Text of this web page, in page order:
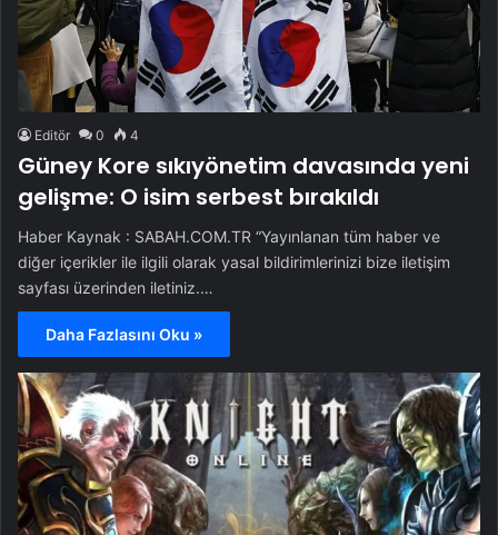
Editör 0 4
Güney Kore sıkıyönetim davasında yeni
gelişme: O isim serbest bırakıldı
Haber Kaynak : SABAH.COM.TR “Yayınlanan tüm haber ve
diğer içerikler ile ilgili olarak yasal bildirimlerinizi bize iletişim
sayfası üzerinden iletiniz.…
Daha Fazlasını Oku »